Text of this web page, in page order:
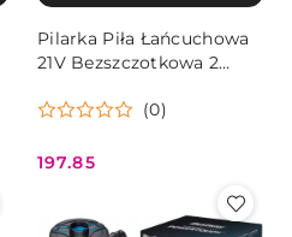
Pilarka Piła Łańcuchowa
21V Bezszczotkowa 2
Szybki Naciąg
(0)
Cena:
197.85